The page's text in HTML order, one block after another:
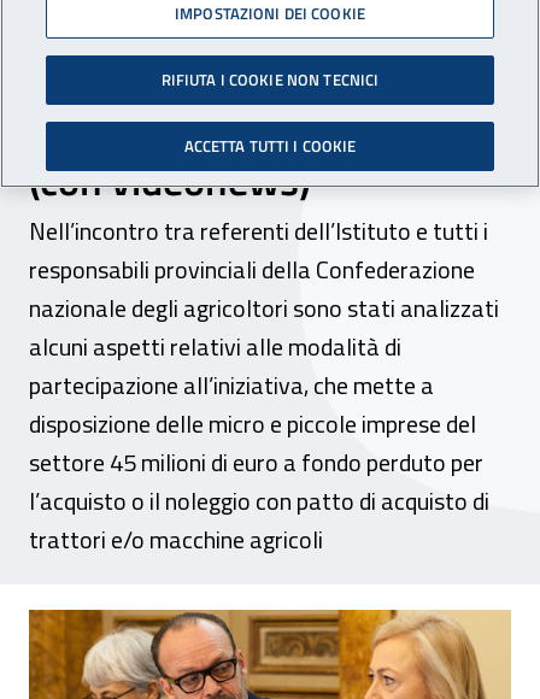
Inail e Coldiretti insieme per
approfondire i temi del
Bando Isi Agricoltura 2016
(con videonews)
Nell’incontro tra referenti dell’Istituto e tutti i
responsabili provinciali della Confederazione
nazionale degli agricoltori sono stati analizzati
alcuni aspetti relativi alle modalità di
partecipazione all’iniziativa, che mette a
disposizione delle micro e piccole imprese del
settore 45 milioni di euro a fondo perduto per
l’acquisto o il noleggio con patto di acquisto di
trattori e/o macchine agricoli
Inail e Coldiretti insieme per
IMPOSTAZIONI DEI COOKIE
RIFIUTA I COOKIE NON TECNICI
ACCETTA TUTTI I COOKIE